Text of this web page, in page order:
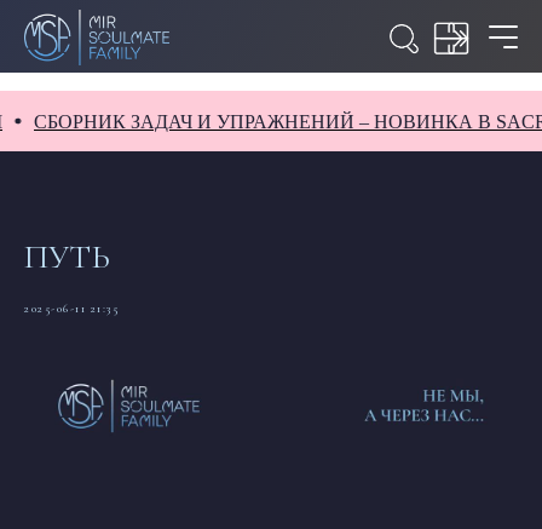
СБОРНИК ЗАДАЧ И УПРАЖНЕНИЙ – НОВИНКА В
ПУТЬ
2025-06-11 21:35